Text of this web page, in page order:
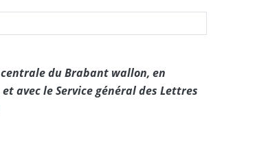
du Brabant wallon, en
avec le Service général des Lettres